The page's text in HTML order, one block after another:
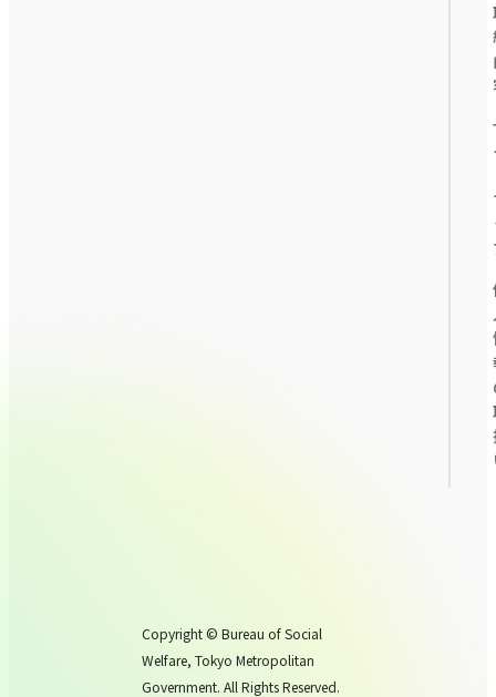
Copyright © Bureau of Social
Welfare, Tokyo Metropolitan
Government. All Rights Reserved.